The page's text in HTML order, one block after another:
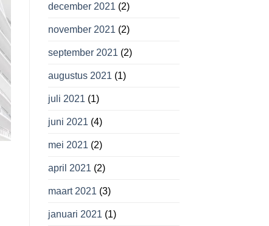
december 2021 (2)
november 2021 (2)
september 2021 (2)
augustus 2021 (1)
juli 2021 (1)
juni 2021 (4)
mei 2021 (2)
april 2021 (2)
maart 2021 (3)
januari 2021 (1)